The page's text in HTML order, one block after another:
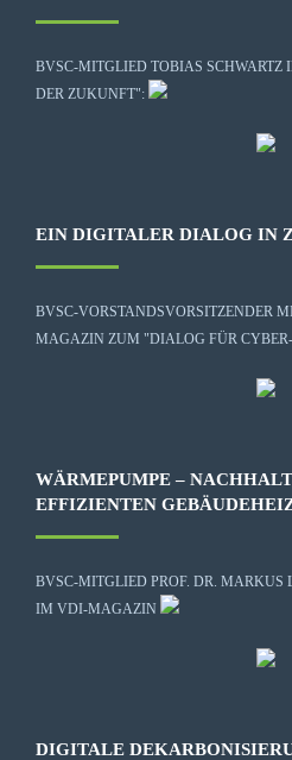
BVSC-MITGLIED TOBIAS SCHWARTZ
DER ZUKUNFT":
EIN DIGITALER DIALOG IN
BVSC-VORSTANDSVORSITZENDER
MAGAZIN ZUM "DIALOG FÜR
WÄRMEPUMPE –
EFFIZIENTEN
BVSC-MITGLIED PROF. DR. MARKUS
IM VDI-MAGAZIN
DIGITALE